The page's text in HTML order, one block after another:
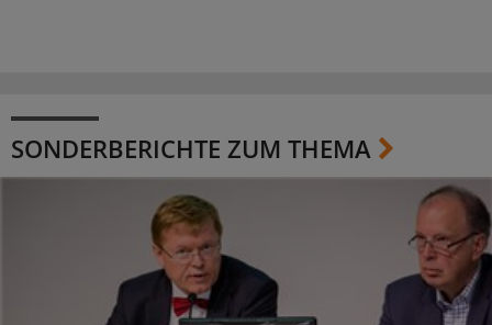
SONDERBERICHTE ZUM THEMA